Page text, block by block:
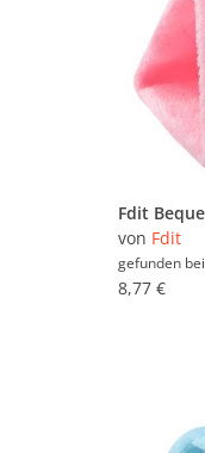
von Fdit
gefunden bei
8,77 €